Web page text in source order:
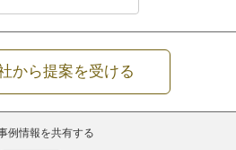
から提案を受ける
例情報を共有する